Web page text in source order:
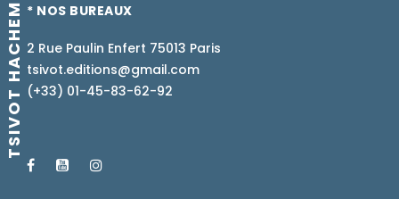
TSIVOT HACHEM * NOS BUREAUX
2 Rue Paulin Enfert 75013 Paris
tsivot.editions@gmail.com
(+33) 01-45-83-62-92